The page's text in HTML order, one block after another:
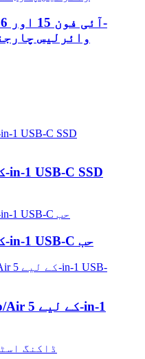
24″ iMac کے لیے 6-in-1 USB-C حب